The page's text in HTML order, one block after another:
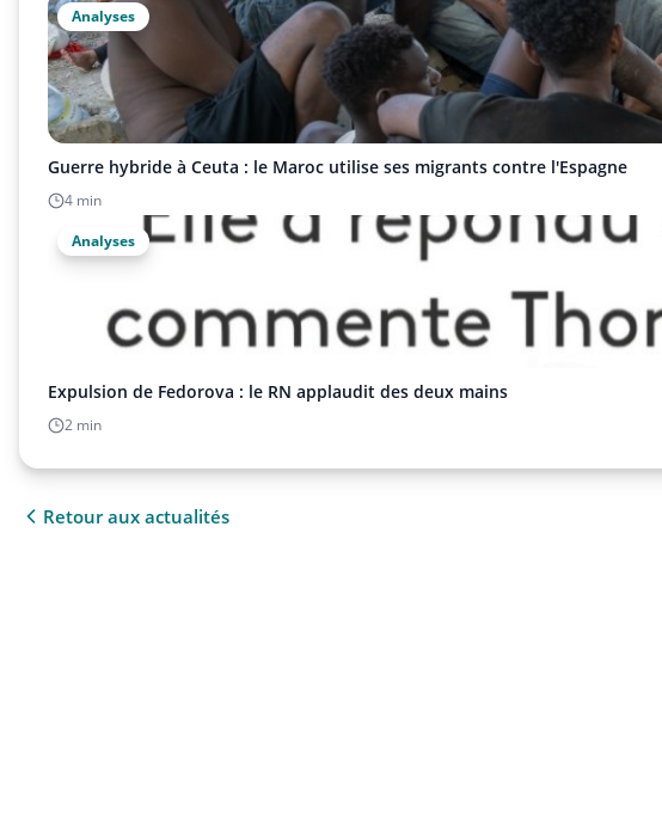
Analyses
Guerre hybride à Ceuta : le Maroc utilise ses migrants contre l'Espagne
4 min
Analyses
Expulsion de Fedorova : le RN applaudit des deux mains
2 min
Retour aux actualités